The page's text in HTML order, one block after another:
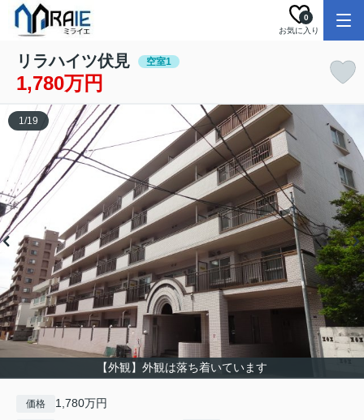
お気に入り
0
リラハイツ伏見 空室1
1,780万円
【外観】外観は落ち着いています
1/19
価格 1,780万円